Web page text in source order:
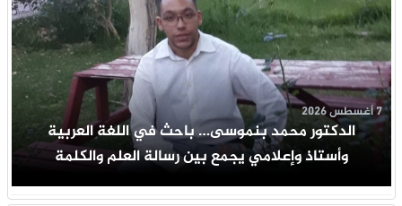
الدكتور محمد بنموسى… باحث في اللغة العربية
وأستاذ وإعلامي يجمع بين رسالة العلم والكلمة
7 أغسطس 2026